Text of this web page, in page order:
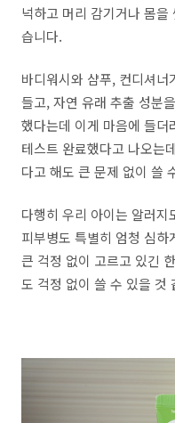
넉하고 머리 감기거나 몸
습니다.
바디워시와 샴푸, 컨디셔
들고, 자연 유래 추출 성분
했다는데 이게 마음에 들더
테스트 완료했다고 나오는
다고 해도 큰 문제 없이 쓸
다행히 우리 아이는 알러
피부병도 특별히 엄청 심
큰 걱정 없이 고르고 있긴
도 걱정 없이 쓸 수 있을 것